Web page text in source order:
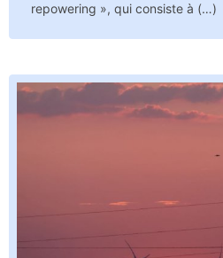
repowering », qui consiste à (…)